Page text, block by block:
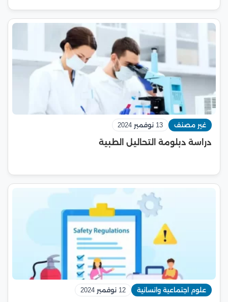
غير مصنف 13 نوفمبر 2024
دراسة دبلومة التحاليل الطبية
علوم اجتماعية وانسانية 12 نوفمبر 2024